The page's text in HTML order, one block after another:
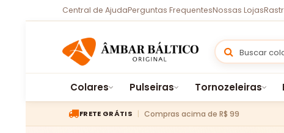
Central de AjudaPerguntas FrequentesNossas Lojas
Colares Pulseiras Tornozeleiras
FRETE GRÁTIS Compras acima de R$ 99